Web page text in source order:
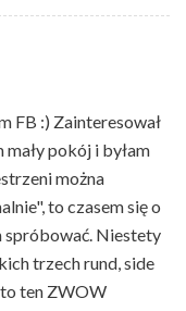
FB :) Zainteresował
pokój i byłam
można
to czasem się o
spróbować. Niestety
trzech rund, side
ten ZWOW